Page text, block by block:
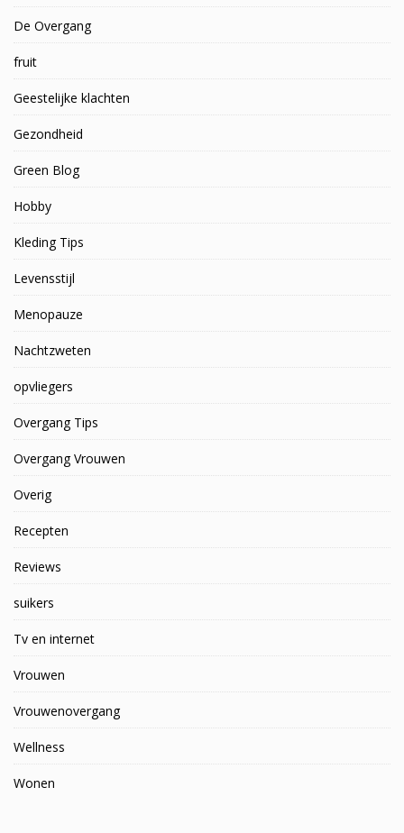
De Overgang
fruit
Geestelijke klachten
Gezondheid
Green Blog
Hobby
Kleding Tips
Levensstijl
Menopauze
Nachtzweten
opvliegers
Overgang Tips
Overgang Vrouwen
Overig
Recepten
Reviews
suikers
Tv en internet
Vrouwen
Vrouwenovergang
Wellness
Wonen